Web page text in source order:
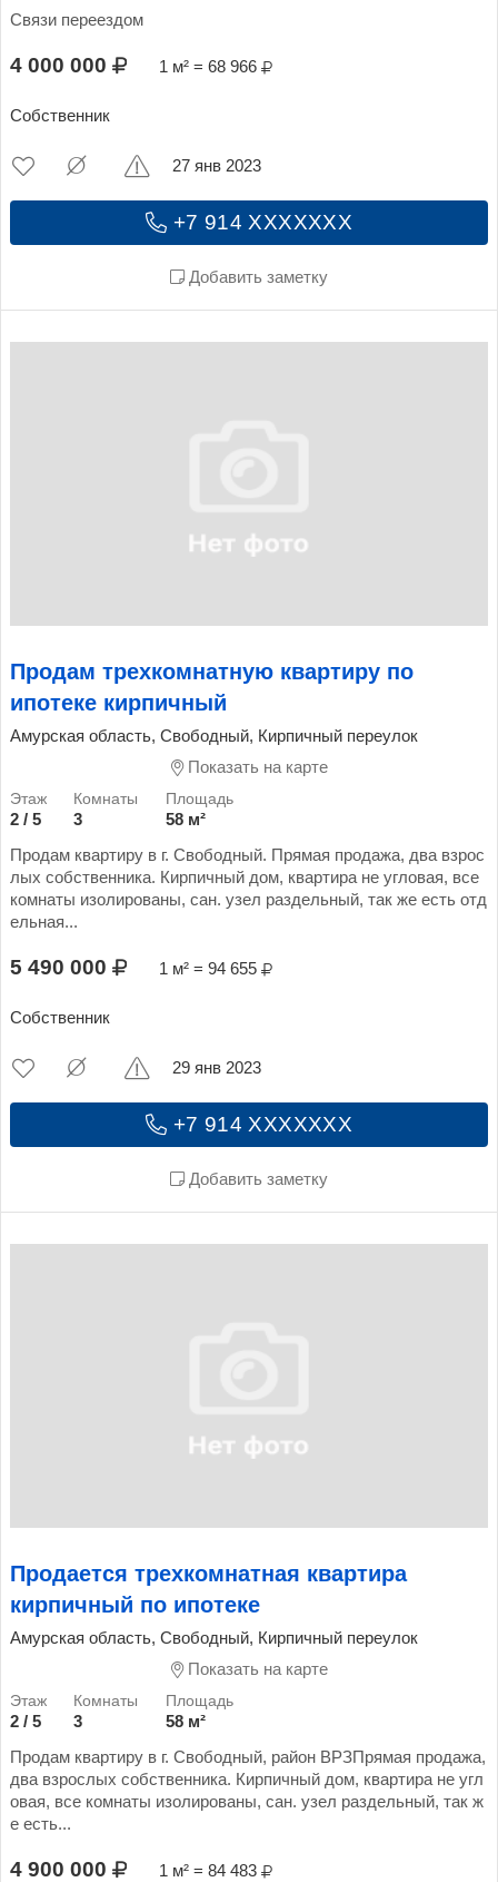
Связи переездом
4 000 000 1 м² = 68 966
Собственник
+7 914 XXXXXXX
Добавить заметку
27 янв 2023
Продам трехкомнатную квартиру по
ипотеке кирпичный
Амурская область, Свободный, Кирпичный переулок
Показать на карте
2 / 5 3
58 м²
Продам квартиру в г. Свободный. Прямая продажа, два взрос
лых собственника. Кирпичный дом, квартира не угловая, все
комнаты изолированы, сан. узел раздельный, так же есть отд
ельная...
5 490 000 1 м² = 94 655
Собственник
+7 914 XXXXXXX
Добавить заметку
29 янв 2023
Продается трехкомнатная квартира
кирпичный по ипотеке
Амурская область, Свободный, Кирпичный переулок
Показать на карте
2 / 5 3
58 м²
Продам квартиру в г. Свободный, район ВРЗПрямая продажа,
два взрослых собственника. Кирпичный дом, квартира не угл
овая, все комнаты изолированы, сан. узел раздельный, так ж
е есть...
4 900 000 1 м² = 84 483